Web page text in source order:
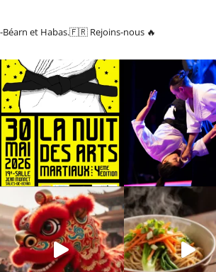
Béarn et Habas.🇫🇷 Rejoins-nous 🔥